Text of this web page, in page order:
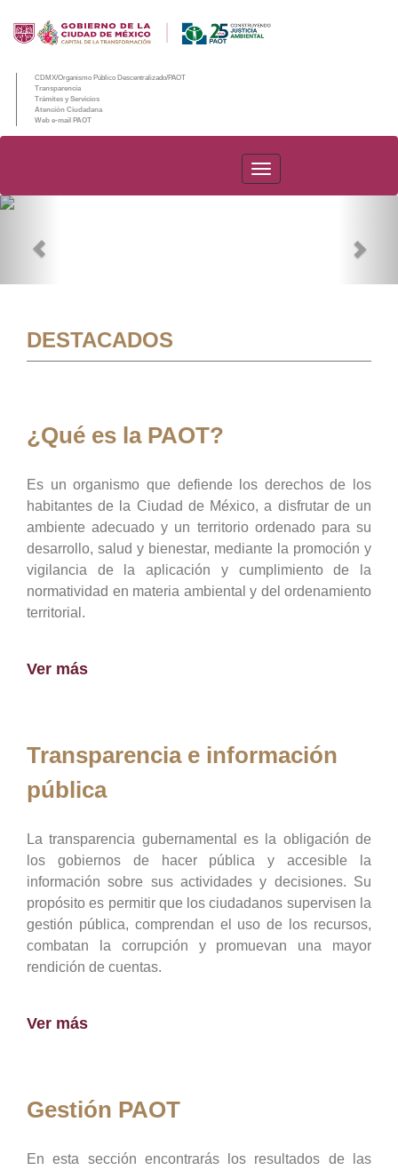
CDMX/Organismo Público Descentralizado/PAOT
Transparencia
Trámites y Servicios
Atención Ciudadana
Web e-mail PAOT
PAOT
DESTACADOS
¿Qué es la PAOT?
Es un organismo que defiende los derechos de los
habitantes de la Ciudad de México, a disfrutar de un
ambiente adecuado y un territorio ordenado para su
desarrollo, salud y bienestar, mediante la promoción y
vigilancia de la aplicación y cumplimiento de la
normatividad en materia ambiental y del ordenamiento
territorial.
Ver más
Transparencia e información
pública
La transparencia gubernamental es la obligación de
los gobiernos de hacer pública y accesible la
información sobre sus actividades y decisiones. Su
propósito es permitir que los ciudadanos supervisen la
gestión pública, comprendan el uso de los recursos,
combatan la corrupción y promuevan una mayor
rendición de cuentas.
Ver más
Gestión PAOT
En esta sección encontrarás los resultados de las